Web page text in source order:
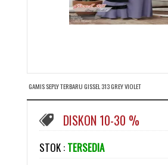
GAMIS SEPLY TERBARU GISSEL 313 GREY VIOLET
DISKON 10-30 %
STOK : TERSEDIA